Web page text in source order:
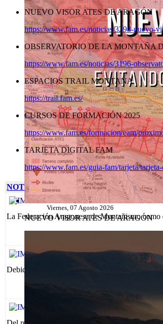
NUEVO VISOR ATES DE ARAGÓN
NUEVO VISOR ATES DE ARAGÓN
https://www.fam.es/noticias/3298-nuevo-
OBSERVATORIO DE LA MONTAÑA
https://www.fam.es/noticias/3196-
ESPACIOS TRAIL MONTAÑA
https://trail.fam.es/
CURSOS DE FORMACIÓN 2025
https://www.fam.es/formacion/eam/
TARJETA DIGITAL FAM
https://www.fam.es/guia-fam/tarjeta/
NOTICIAS
CURSO EAM
Viernes, 07 Agosto 2026
La Federación Aragonesa de Montañismo
CIERRE DE LAS PASARELAS
Debido a un desprendimiento de rocas que ha
DESPLAZADO
Jueves, 06 Agosto 2026